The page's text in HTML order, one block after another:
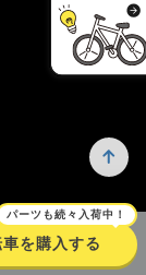
パーツも続々入荷中！
車を購入する